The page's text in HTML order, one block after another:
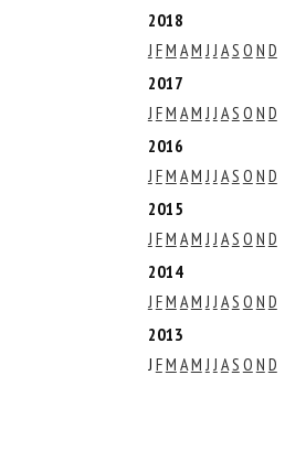
2018
J FM AM J J AS O N D
2017
J FM AM J J AS O N D
2016
J FM AM J J AS O N D
2015
J FM AM J J AS O N D
2014
J FM AM J J AS O N D
2013
J FM AM J J AS O N D